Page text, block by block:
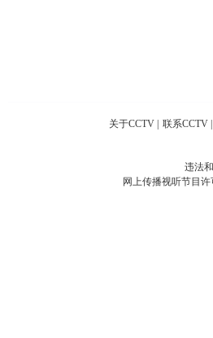
关于CCTV 联系CCTV
违法
网上传播视听节目许